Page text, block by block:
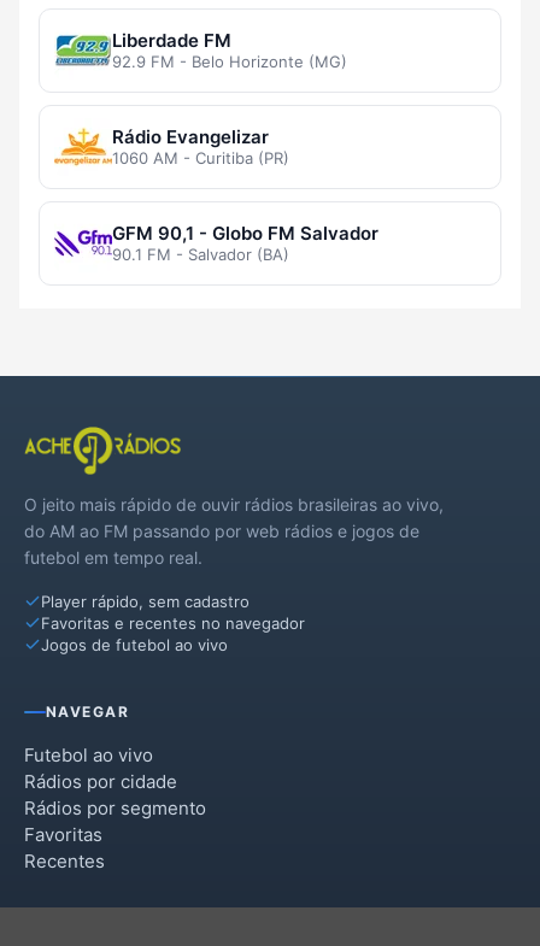
Liberdade FM
92.9 FM - Belo Horizonte (MG)
Rádio Evangelizar
1060 AM - Curitiba (PR)
GFM 90,1 - Globo FM Salvador
90.1 FM - Salvador (BA)
O jeito mais rápido de ouvir rádios brasileiras ao vivo,
do AM ao FM passando por web rádios e jogos de
futebol em tempo real.
Player rápido, sem cadastro
Favoritas e recentes no navegador
Jogos de futebol ao vivo
NAVEGAR
Futebol ao vivo
Rádios por cidade
Rádios por segmento
Favoritas
Recentes